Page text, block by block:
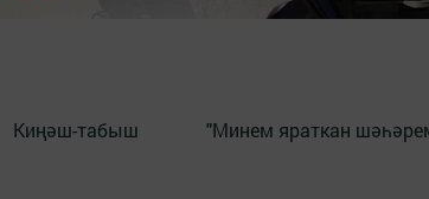
Киңәш-табыш "Минем яраткан